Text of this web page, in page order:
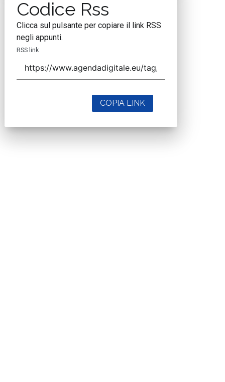
Codice Rss
Clicca sul pulsante per copiare il link RSS
negli appunti.
RSS link
COPIA LINK